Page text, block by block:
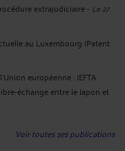
extrajudiciaire- Le 27
au Luxembourg (Patent
européenne : JEFTA
échange entre le Japon et
Voir toutes ses publications